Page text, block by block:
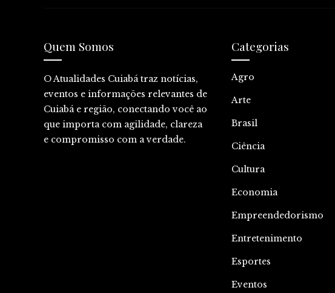
Quem Somos
O Atualidades Cuiabá traz notícias,
eventos e informações relevantes de
Cuiabá e região, conectando você ao
que importa com agilidade, clareza
e compromisso com a verdade.
Categorias
Agro
Arte
Brasil
Ciência
Cultura
Economia
Empreendedorismo
Entretenimento
Esportes
Eventos